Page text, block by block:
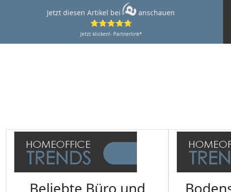
Jetzt diesen Artikel bei
anschauen
⭐⭐⭐⭐⭐
Jetzt klicken!- Partnerlink*
Beliebte Büro und